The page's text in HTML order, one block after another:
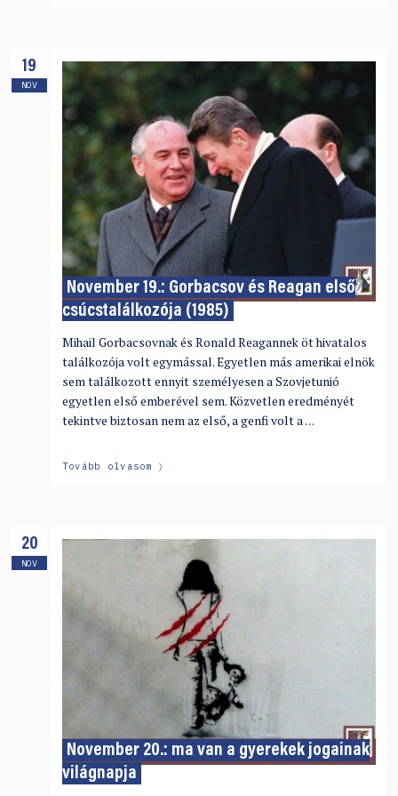
19
NOV
November 19.: Gorbacsov és Reagan első
csúcstalálkozója (1985)
Mihail Gorbacsovnak és Ronald Reagannek öt hivatalos
találkozója volt egymással. Egyetlen más amerikai elnök
sem találkozott ennyit személyesen a Szovjetunió
egyetlen első emberével sem. Közvetlen eredményét
tekintve biztosan nem az első, a genfi volt a …
Tovább olvasom
20
NOV
November 20.: ma van a gyerekek jogainak
világnapja